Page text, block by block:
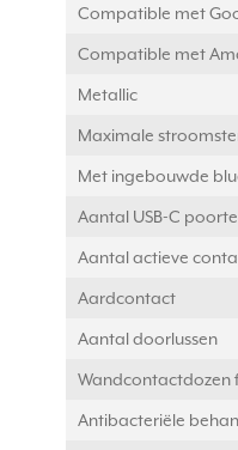
Compatible met
Compatible met
Metallic
Maximale
Met ingebouwde
Aantal USB-C
Aantal actieve
Aardcontact
Aantal doorlussen
Wandcontactdozen
Antibacteriële